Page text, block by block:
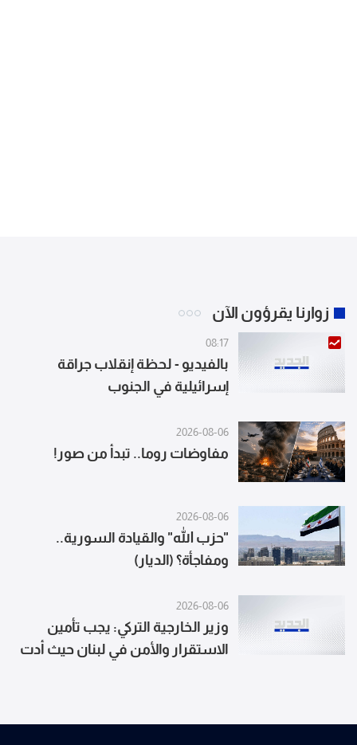
زوارنا يقرؤون الآن
08:17
بالفيديو - لحظة إنقلاب جراقة
إسرائيلية في الجنوب
2026-08-06
مفاوضات روما.. تبدأ من صور!
2026-08-06
"حزب الله" والقيادة السورية..
ومفاجأة؟ (الديار)
2026-08-06
وزير الخارجية التركي: يجب تأمين
الاستقرار والأمن في لبنان حيث أدت